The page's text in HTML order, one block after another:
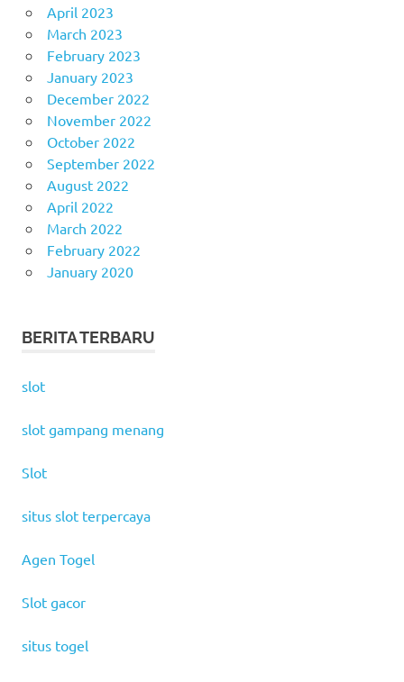
April 2023
March 2023
February 2023
January 2023
December 2022
November 2022
October 2022
September 2022
August 2022
April 2022
March 2022
February 2022
January 2020
BERITA TERBARU
slot
slot gampang menang
Slot
situs slot terpercaya
Agen Togel
Slot gacor
situs togel